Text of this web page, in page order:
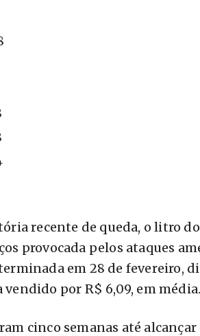
recente de queda, o litro
provocada pelos ataques
em 28 de fevereiro,
por R$ 6,09, em média.
cinco semanas até alcançar